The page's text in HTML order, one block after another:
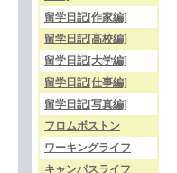
留学日記[作家編]
留学日記[高校編]
留学日記[大学編]
留学日記[仕事編]
留学日記[写真編]
フロムボストン
ワーキングライフ
キャンパスライフ